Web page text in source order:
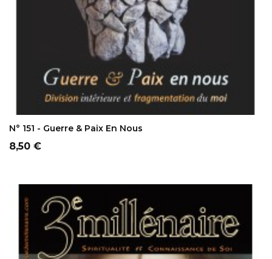
AJOUTER AU PANIER
N° 151 - Guerre & Paix En Nous
Prix
8,50 €